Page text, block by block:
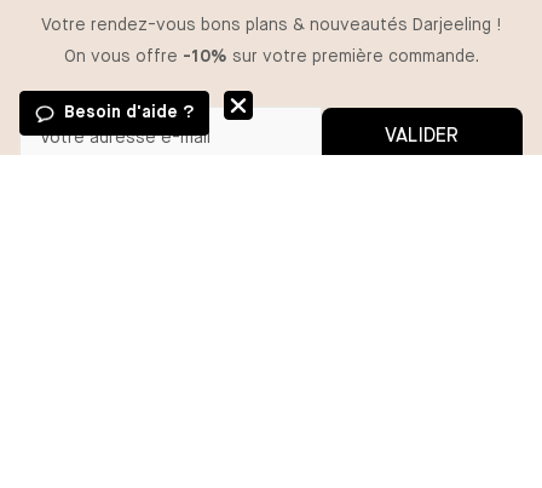
Votre rendez-vous bons plans & nouveautés Darjeeling !
On vous offre -10% sur votre première commande.
VALIDER
Besoin d'aide ?